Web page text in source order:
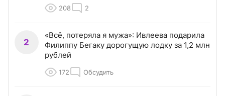
208 2
2
«Всё, потеряла я мужа»: Ивлеева подарила
Филиппу Бегаку дорогущую лодку за 1,2 млн
рублей
172 Обсудить